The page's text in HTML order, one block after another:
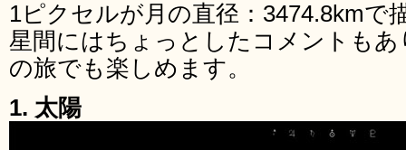
1ピクセルが月の直径：3474.8kmで
星間にはちょっとしたコメントも
の旅でも楽しめます。
1. 太陽